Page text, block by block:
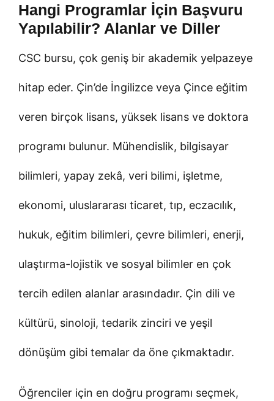
Hangi Programlar İçin Başvuru
Yapılabilir? Alanlar ve Diller
CSC bursu, çok geniş bir akademik yelpazeye
hitap eder. Çin’de İngilizce veya Çince eğitim
veren birçok lisans, yüksek lisans ve doktora
programı bulunur. Mühendislik, bilgisayar
bilimleri, yapay zekâ, veri bilimi, işletme,
ekonomi, uluslararası ticaret, tıp, eczacılık,
hukuk, eğitim bilimleri, çevre bilimleri, enerji,
ulaştırma-lojistik ve sosyal bilimler en çok
tercih edilen alanlar arasındadır. Çin dili ve
kültürü, sinoloji, tedarik zinciri ve yeşil
dönüşüm gibi temalar da öne çıkmaktadır.
Öğrenciler için en doğru programı seçmek,